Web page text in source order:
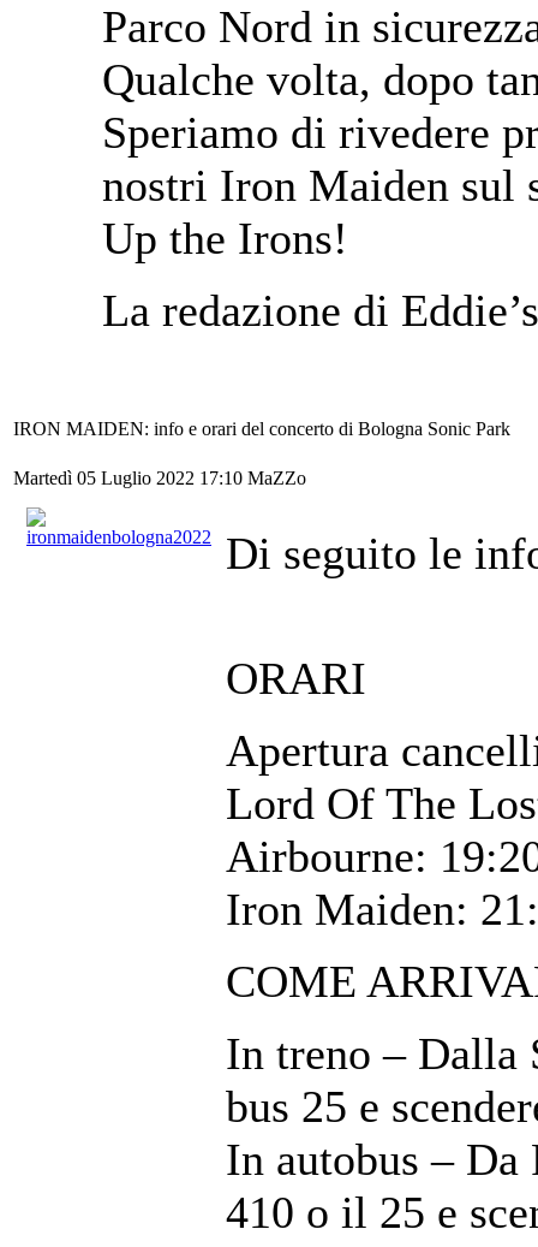
Parco Nord in
Qualche volta, dopo
Speriamo di rivedere
nostri Iron Maiden sul
Up the Irons!
La redazione di Eddie’s
IRON MAIDEN: info e orari del concerto di Bologna Sonic Park
Martedì 05 Luglio 2022 17:10 MaZZo
Di seguito le
ORARI
Apertura
Lord Of The
Airbourne:
Iron Maiden:
COME
In treno – Dalla
bus 25 e
In autobus – Da
410 o il 25 e